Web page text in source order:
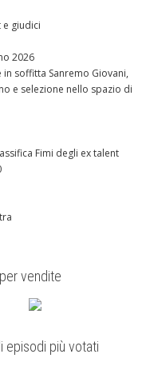
e giudici
2026
soffitta Sanremo Giovani,
e selezione nello spazio di
Fimi degli ex talent
vendite
episodi più votati